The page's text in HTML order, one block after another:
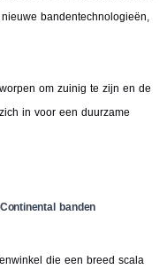
bandentechnologieën,
om zuinig te zijn en de
in voor een duurzame
banden
die een breed scala